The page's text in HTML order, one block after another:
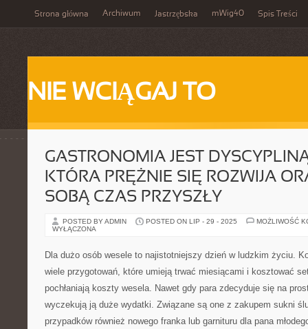
Strona główna Archiwum Jastrzębska mWig40 Spis Treści
NIE WCIĄGAJ TO
GASTRONOMIA JEST
KTÓRA PRĘŻNIE SIĘ ROZWIJA
SOBĄ CZAS PRZYSZŁY
POSTED BY ADMIN POSTED ON LIP - 29 - 2025
MOŻLIWOŚĆ
WYŁĄCZONA
Dla dużo osób wesele to najistotniejszy dzień w ludzkim życiu.
wiele przygotowań, które umieją trwać miesiącami i kosztować
pochłaniają koszty wesela. Nawet gdy para zdecyduje się na
wyczekują ją duże wydatki. Związane są one z zakupem sukni
przypadków również nowego franka lub garnituru dla pana